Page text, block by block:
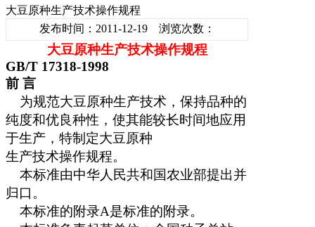
大豆原种生产技术操作规程
发布时间：2011-12-19 浏览次数：
大豆原种生产技术操作规程
GB/T 17318-1998
前 言
为规范大豆原种生产技术，保持品种的
纯度和优良种性，使其能较长时间地应用
于生产，特制定大豆原种
生产技术操作规程。
本标准由中华人民共和国农业部提出并
归口。
本标准的附录A是标准的附录。